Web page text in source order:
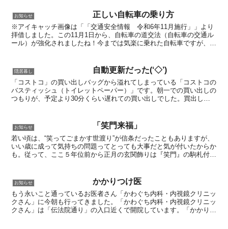
を頼んだのですが、エラ...
お知らせ 正しい自転車の乗り方
※アイキャッチ画像は「「交通安全情報 令和6年11月施行」」より
拝借しました。この11月1日から、自転車の道交法（自転車の交通ル
ール）が強化されましたね！今までは気楽に乗れた自転車ですが、結
隠居暮し 自動更新だった(‘◇’)ゞ
「コストコ」の買い出しバッグから溢れてしまっている「コストコの
バスティッシュ（トイレットペーパー）」です。朝一での買い出しの
つもりが、予定より30分くらい遅れての買い出しでした。買出しと
お知らせ 「笑門来福」
若い頃は、“笑ってごまかす世渡り”が信条だったこともありますが、
いい歳に成って気持ちの問題ってとっても大事だと気が付いたからか
も。従って、ここ５年位前から正月の玄関飾りは『笑門』の駒札付を
お知らせ かかりつけ医
もう永いこと通っているお医者さん「かわぐち内科・内視鏡クリニッ
クさん」に今朝も行ってきました。「かわぐち内科・内視鏡クリニッ
クさん」は「伝法院通り」の入口近くで開院しています。「かかりつ